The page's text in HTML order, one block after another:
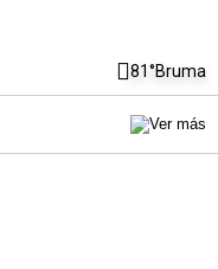
81°Bruma